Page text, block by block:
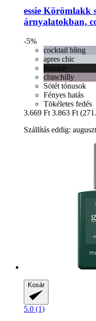
essie Körömlakk
árnyalatokban,
-5%
cocktail bling
apres chic
licorice
chinchilly
Sötét tónusok
Fényes hatás
Tökéletes fedés
3.669 Ft 3.863 Ft
Szállítás eddig:
Kosár
5.0 (1)